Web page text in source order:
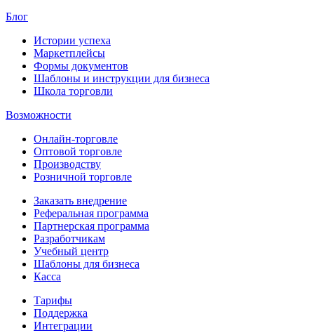
Блог
Истории успеха
Маркетплейсы
Формы документов
Шаблоны и инструкции для бизнеса
Школа торговли
Возможности
Онлайн-торговле
Оптовой торговле
Производству
Розничной торговле
Заказать внедрение
Реферальная программа
Партнерская программа
Разработчикам
Учебный центр
Шаблоны для бизнеса
Касса
Тарифы
Поддержка
Интеграции